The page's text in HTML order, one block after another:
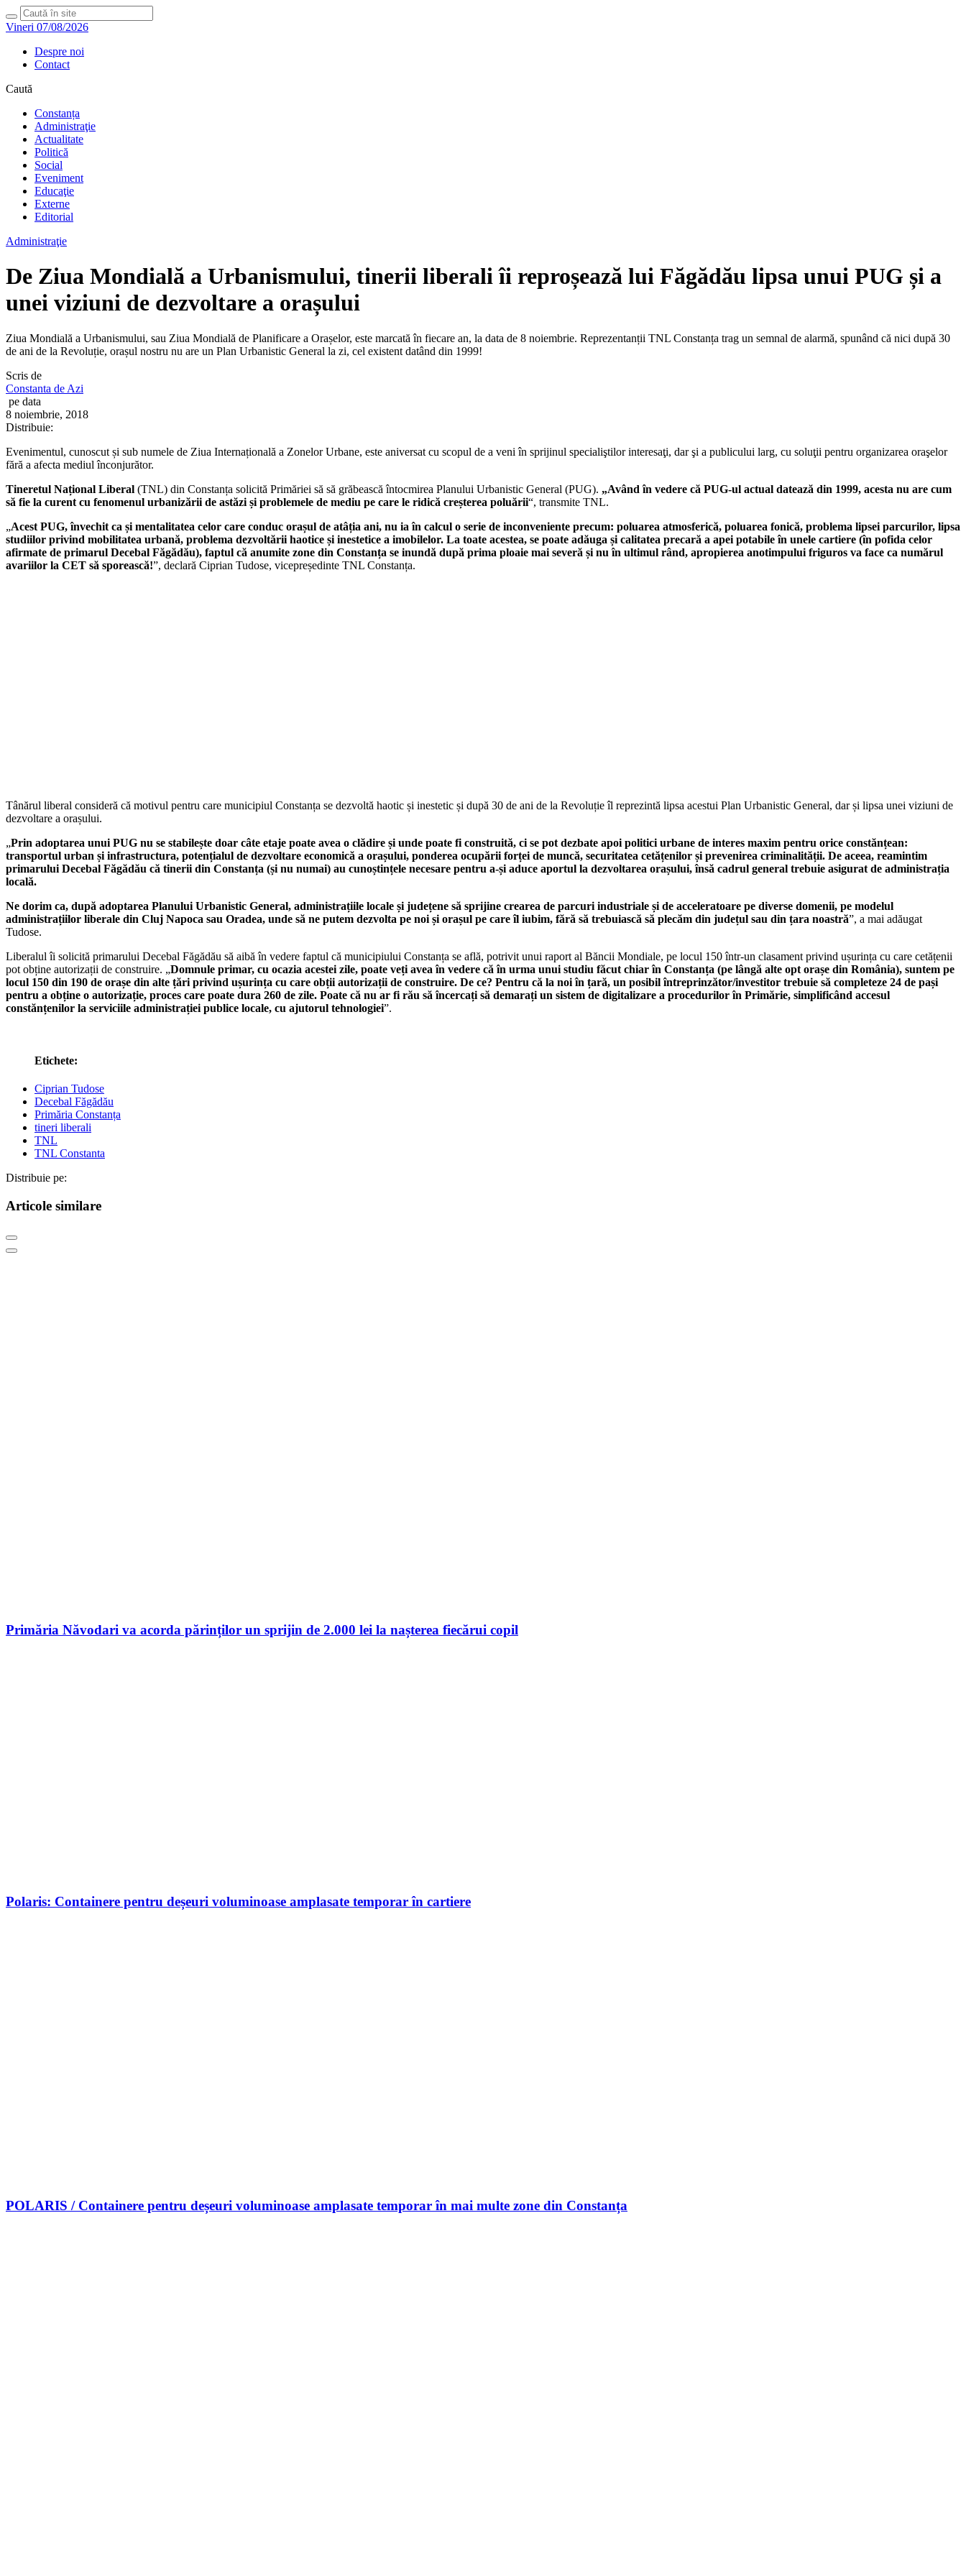
Vineri 07/08/2026
Despre noi
Contact
Caută
Constanța
Administraţie
Actualitate
Politică
Social
Eveniment
Educaţie
Externe
Editorial
Administraţie
De Ziua Mondială a Urbanismului, tinerii liberali îi reproșează lui Făgădău lipsa unui PUG și a
unei viziuni de dezvoltare a orașului
Ziua Mondială a Urbanismului, sau Ziua Mondială de Planificare a Orașelor, este marcată în fiecare an, la data de 8 noiembrie. Reprezentanții TNL Constanța trag un semnal de alarmă, spunând că nici după 30
de ani de la Revoluție, orașul nostru nu are un Plan Urbanistic General la zi, cel existent datând din 1999!
Scris de
Constanta de Azi
pe data
8 noiembrie, 2018
Distribuie:
Evenimentul, cunoscut și sub numele de Ziua Internațională a Zonelor Urbane, este aniversat cu scopul de a veni în sprijinul specialiştilor interesaţi, dar şi a publicului larg, cu soluţii pentru organizarea oraşelor
fără a afecta mediul înconjurător.
Tineretul Național Liberal (TNL) din Constanța solicită Primăriei să să grăbească întocmirea Planului Urbanistic General (PUG). „Având în vedere că PUG-ul actual datează din 1999, acesta nu are cum
să fie la curent cu fenomenul urbanizării de astăzi și problemele de mediu pe care le ridică creșterea poluării“, transmite TNL.
„Acest PUG, învechit ca și mentalitatea celor care conduc orașul de atâția ani, nu ia în calcul o serie de inconveniente precum: poluarea atmosferică, poluarea fonică, problema lipsei parcurilor, lipsa
studiilor privind mobilitatea urbană, problema dezvoltării haotice și inestetice a imobilelor. La toate acestea, se poate adăuga și calitatea precară a apei potabile în unele cartiere (în pofida celor
afirmate de primarul Decebal Făgădău), faptul că anumite zone din Constanța se inundă după prima ploaie mai severă și nu în ultimul rând, apropierea anotimpului friguros va face ca numărul
avariilor la CET să sporească!”, declară Ciprian Tudose, vicepreședinte TNL Constanța.
Tânărul liberal consideră că motivul pentru care municipiul Constanța se dezvoltă haotic și inestetic și după 30 de ani de la Revoluție îl reprezintă lipsa acestui Plan Urbanistic General, dar și lipsa unei viziuni de
dezvoltare a orașului.
„Prin adoptarea unui PUG nu se stabilește doar câte etaje poate avea o clădire și unde poate fi construită, ci se pot dezbate apoi politici urbane de interes maxim pentru orice constănțean:
transportul urban și infrastructura, potențialul de dezvoltare economică a orașului, ponderea ocupării forței de muncă, securitatea cetățenilor și prevenirea criminalității. De aceea, reamintim
primarului Decebal Făgădău că tinerii din Constanța (și nu numai) au cunoștințele necesare pentru a-și aduce aportul la dezvoltarea orașului, însă cadrul general trebuie asigurat de administrația
locală.
Ne dorim ca, după adoptarea Planului Urbanistic General, administrațiile locale și județene să sprijine crearea de parcuri industriale și de acceleratoare pe diverse domenii, pe modelul
administrațiilor liberale din Cluj Napoca sau Oradea, unde să ne putem dezvolta pe noi și orașul pe care îl iubim, fără să trebuiască să plecăm din județul sau din țara noastră”, a mai adăugat
Tudose.
Liberalul îi solicită primarului Decebal Făgădău să aibă în vedere faptul că municipiului Constanța se află, potrivit unui raport al Băncii Mondiale, pe locul 150 într-un clasament privind ușurința cu care cetățenii
pot obține autorizații de construire. „Domnule primar, cu ocazia acestei zile, poate veți avea în vedere că în urma unui studiu făcut chiar în Constanța (pe lângă alte opt orașe din România), suntem pe
locul 150 din 190 de orașe din alte țări privind ușurința cu care obții autorizații de construire. De ce? Pentru că la noi în țară, un posibil întreprinzător/investitor trebuie să completeze 24 de pași
pentru a obține o autorizație, proces care poate dura 260 de zile. Poate că nu ar fi rău să încercați să demarați un sistem de digitalizare a procedurilor în Primărie, simplificând accesul
constănțenilor la serviciile administrației publice locale, cu ajutorul tehnologiei”.
Etichete:
Ciprian Tudose
Decebal Făgădău
Primăria Constanța
tineri liberali
TNL
TNL Constanta
Distribuie pe:
Articole similare
Primăria Năvodari va acorda părinților un sprijin de 2.000 lei la nașterea fiecărui copil
Polaris: Containere pentru deșeuri voluminoase amplasate temporar în cartiere
POLARIS / Containere pentru deșeuri voluminoase amplasate temporar în mai multe zone din Constanța